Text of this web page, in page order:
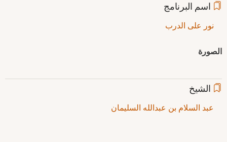
اسم البرنامج
نور على الدرب
الصورة
الشيخ
عبد السلام بن عبدالله السليمان